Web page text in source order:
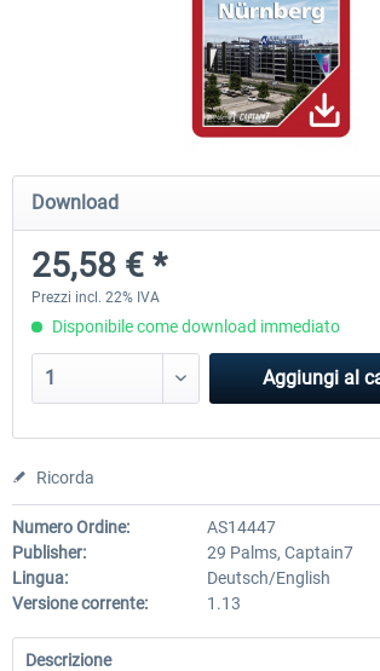
Hamburg-Finkenwerder
12,20 € *
Download
25,58 € *
Prezzi incl. 22% IVA
Disponibile come download immediato
Aggiungi al
Ricorda
Numero Ordine:
AS14447
Publisher:
29 Palms, Captain7
Lingua:
Deutsch/English
Versione corrente:
1.13
Descrizione